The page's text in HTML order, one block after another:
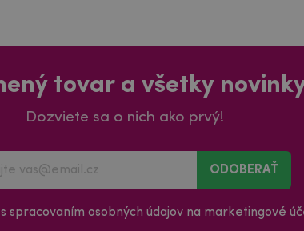
tovar a všetky
Dozviete sa o nich ako prvý!
ODOBERAŤ
spracovaním osobných údajov na marketingové